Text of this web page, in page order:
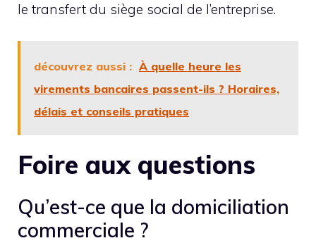
le transfert du siège social de l’entreprise.
découvrez aussi : À quelle heure les
virements bancaires passent-ils ? Horaires,
délais et conseils pratiques
Foire aux questions
Qu’est-ce que la domiciliation
commerciale ?